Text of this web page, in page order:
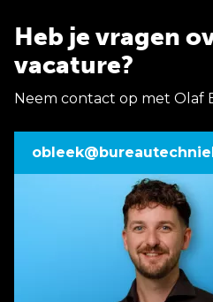
Heb je vragen
vacature?
Neem contact op met Olaf